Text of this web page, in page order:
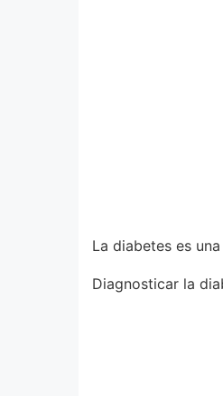
La diabetes es
Diagnosticar la